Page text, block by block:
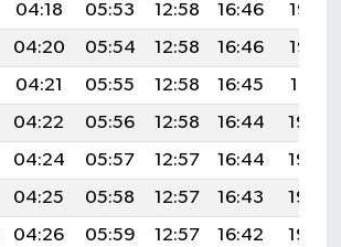
04:18 05:53 12:58 16:46
19:53
04:20 05:54 12:58 16:46
19:52
04:21 05:55 12:58 16:45
19:51
04:22 05:56 12:58 16:44
19:49
04:24 05:57 12:57 16:44
19:48
04:25 05:58 12:57 16:43
19:46
04:26 05:59 12:57 16:42
19:45